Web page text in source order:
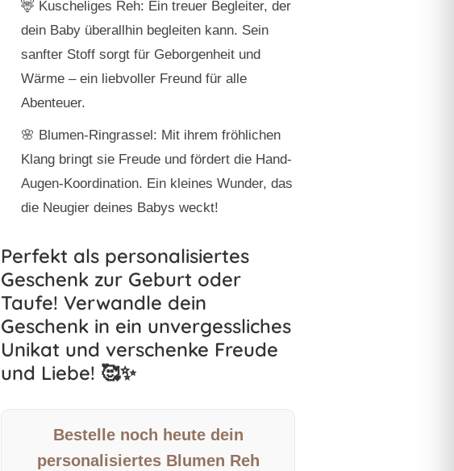
🦌 Kuscheliges Reh: Ein treuer Begleiter, der
dein Baby überallhin begleiten kann. Sein
sanfter Stoff sorgt für Geborgenheit und
Wärme – ein liebvoller Freund für alle
Abenteuer.
🌸 Blumen-Ringrassel: Mit ihrem fröhlichen
Klang bringt sie Freude und fördert die Hand-
Augen-Koordination. Ein kleines Wunder, das
die Neugier deines Babys weckt!
Perfekt als personalisiertes
Geschenk zur Geburt oder
Taufe! Verwandle dein
Geschenk in ein unvergessliches
Unikat und verschenke Freude
und Liebe! 🥰✨
Bestelle noch heute dein
personalisiertes Blumen Reh